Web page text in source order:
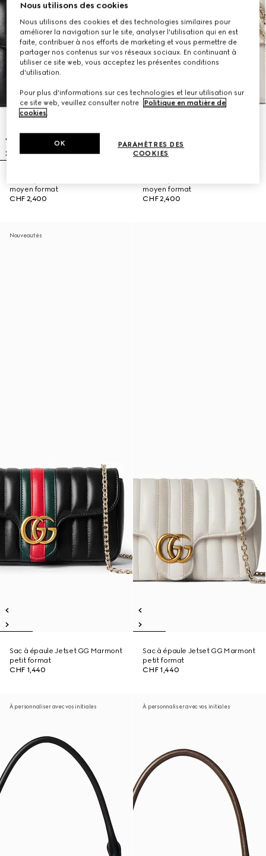
moyen format
CHF 2,400
moyen format
CHF 2,400
Nouveautés
Sac à épaule Jetset GG Marmont
petit format
CHF 1,440
Sac à épaule Jetset GG Marmont
petit format
CHF 1,440
À personnaliser avec vos initiales À personnaliser avec vos initiales
Nous utilisons des cookies
Nous utilisons des cookies et des technologies similaires pour
améliorer la navigation sur le site, analyser l'utilisation qui en est
faite, contribuer à nos efforts de marketing et vous permettre de
partager nos contenus sur vos réseaux sociaux. En continuant à
utiliser ce site web, vous acceptez les présentes conditions
d'utilisation.
Pour plus d'informations sur ces technologies et leur utilisation sur
ce site web, veuillez consulter notre
Politique en matière de
cookies.
PARAMÈTRES DES
COOKIES
OK